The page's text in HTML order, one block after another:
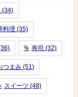
(34)
料理 (35)
寿司 (32)
つまみ (51)
スイーツ (48)